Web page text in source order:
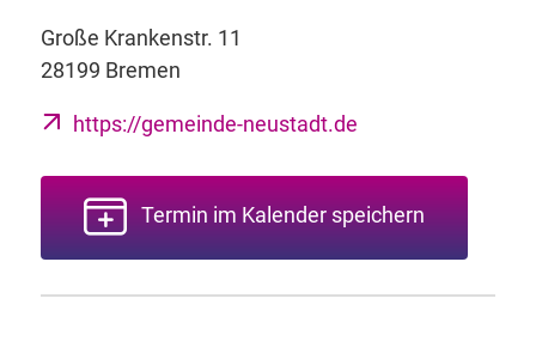
Große Krankenstr. 11
28199 Bremen
https://gemeinde-neustadt.de
Termin im Kalender speichern